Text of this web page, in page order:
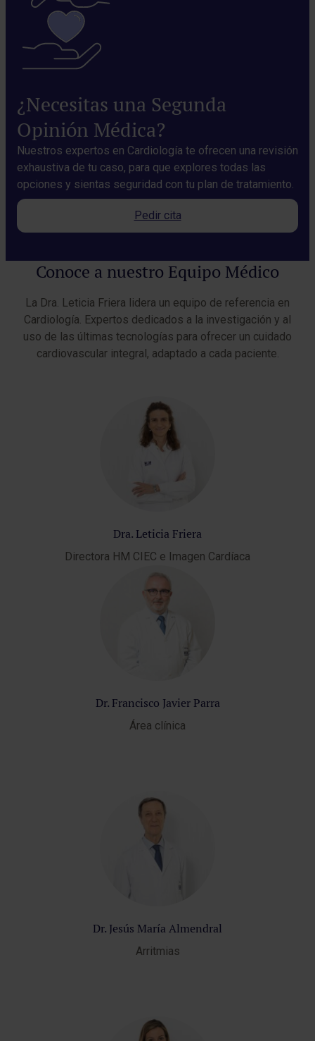
¿Necesitas una Segunda
Opinión Médica?
Nuestros expertos en Cardiología te ofrecen una revisión
exhaustiva de tu caso, para que explores todas las
opciones y sientas seguridad con tu plan de tratamiento.
Pedir cita
Conoce a nuestro Equipo Médico
La Dra. Leticia Friera lidera un equipo de referencia en
Cardiología. Expertos dedicados a la investigación y al
uso de las últimas tecnologías para ofrecer un cuidado
cardiovascular integral, adaptado a cada paciente.
Dra. Leticia Friera
Directora HM CIEC e Imagen Cardíaca
Dr. Francisco Javier Parra
Área clínica
Dr. Jesús María Almendral
Arritmias